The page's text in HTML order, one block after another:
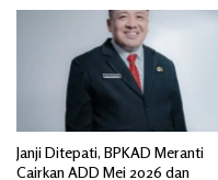
Janji Ditepati, BPKAD Meranti
Cairkan ADD Mei 2026 dan